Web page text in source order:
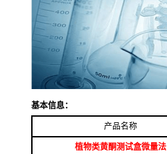
基本信息：
产品名称
植物类黄酮测试盒微量法